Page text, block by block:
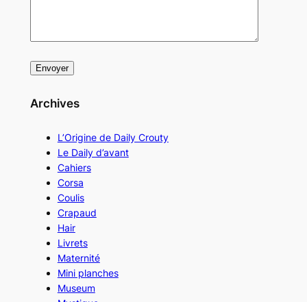
Archives
L’Origine de Daily Crouty
Le Daily d’avant
Cahiers
Corsa
Coulis
Crapaud
Hair
Livrets
Maternité
Mini planches
Museum